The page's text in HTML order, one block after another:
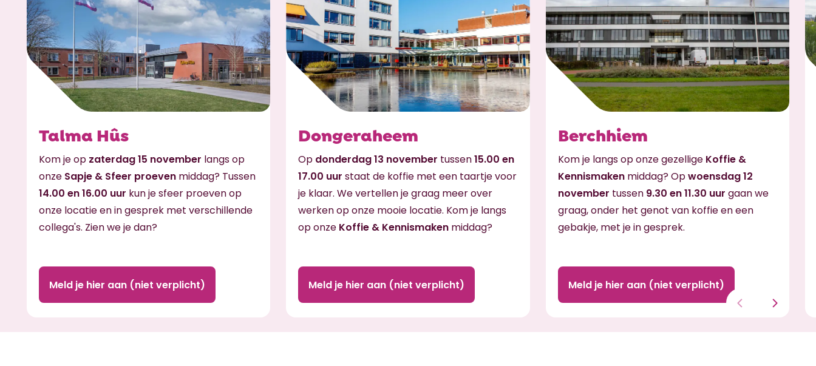
Talma Hûs
Kom je op zaterdag 15 november langs op
onze Sapje & Sfeer proeven middag? Tussen
14.00 en 16.00 uur kun je sfeer proeven op
onze locatie en in gesprek met verschillende
collega's. Zien we je dan?
Meld je hier aan (niet verplicht)
Dongeraheem
Op donderdag 13 november tussen15.00 en
17.00 uur staat de koffie met een taartje voor
je klaar. We vertellen je graag meer over
werken op onze mooie locatie. Kom je langs
op onze Koffie & Kennismaken middag?
Meld je hier aan (niet verplicht)
Berchhiem
Kom je langs op onze gezellige Koffie &
Kennismakenmiddag? Opwoensdag 12
november tussen 9.30 en 11.30 uur gaan we
graag, onder het genot van koffie en een
gebakje, met je in gesprek.
Meld je hier aan (niet verplicht)